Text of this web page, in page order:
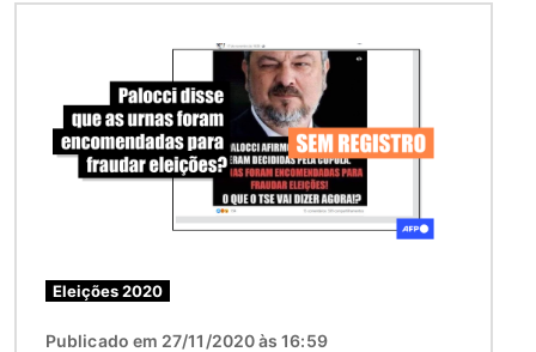
Eleições 2020
Publicado em 27/11/2020 às 16:59